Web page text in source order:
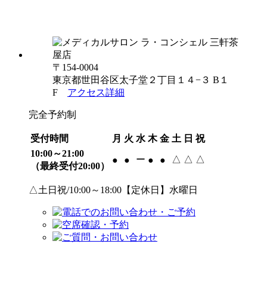
〒154-0004
東京都世田谷区太子堂２丁目１４−３ B１
F アクセス詳細
完全予約制
受付時間 月 火 水 木 金 土 日 祝
10:00～21:00
（最終受付20:00）
● ● ー ● ● △ △ △
△土日祝/10:00～18:00【定休日】水曜日